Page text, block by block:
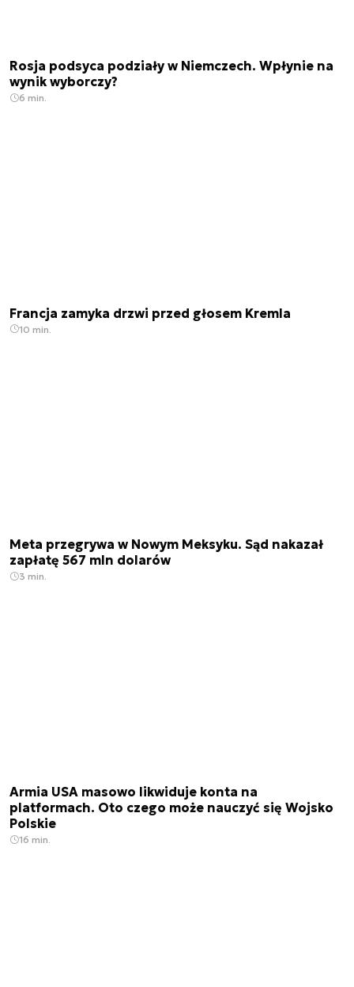
Rosja podsyca podziały w Niemczech. Wpłynie na
wynik wyborczy?
6 min.
Francja zamyka drzwi przed głosem Kremla
10 min.
Meta przegrywa w Nowym Meksyku. Sąd nakazał
zapłatę 567 mln dolarów
3 min.
Armia USA masowo likwiduje konta na
platformach. Oto czego może nauczyć się Wojsko
Polskie
16 min.